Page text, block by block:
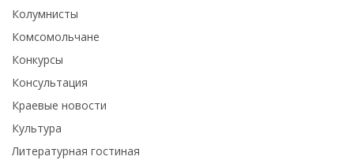
Колумнисты
Комсомольчане
Конкурсы
Консультация
Краевые новости
Культура
Литературная гостиная